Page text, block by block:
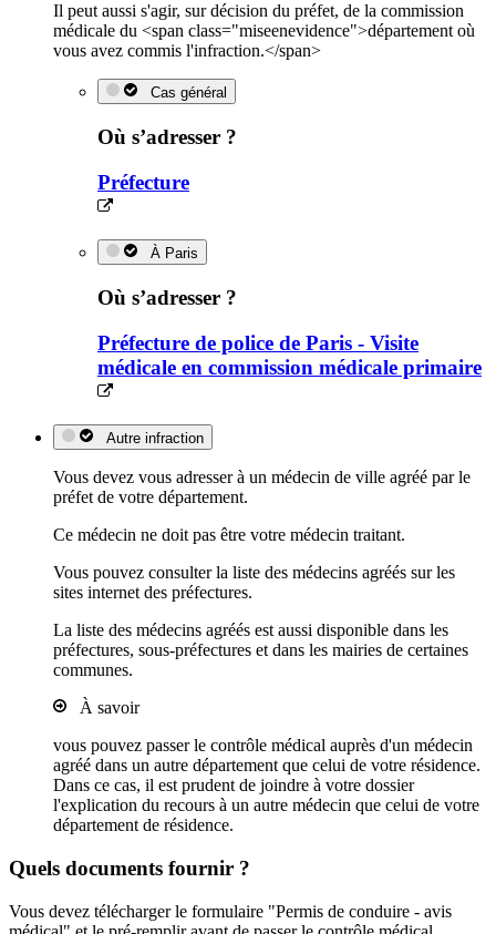
Il peut aussi s'agir, sur décision du préfet, de la commission
médicale du <span class="miseenevidence">département où
vous avez commis l'infraction.</span>
Cas général
Où s’adresser ?
Préfecture
À Paris
Où s’adresser ?
Préfecture de police de Paris - Visite
médicale en commission médicale primaire
Autre infraction
Vous devez vous adresser à un médecin de ville agréé par le
préfet de votre département.
Ce médecin ne doit pas être votre médecin traitant.
Vous pouvez consulter la liste des médecins agréés sur les
sites internet des préfectures.
La liste des médecins agréés est aussi disponible dans les
préfectures, sous-préfectures et dans les mairies de certaines
communes.
À savoir
vous pouvez passer le contrôle médical auprès d'un médecin
agréé dans un autre département que celui de votre résidence.
Dans ce cas, il est prudent de joindre à votre dossier
l'explication du recours à un autre médecin que celui de votre
département de résidence.
Quels documents fournir ?
Vous devez télécharger le formulaire "Permis de conduire - avis